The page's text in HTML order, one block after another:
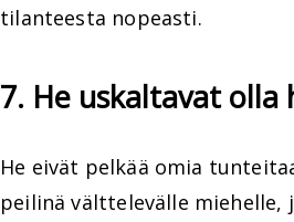
tilanteesta nopeasti.
7. He uskaltavat olla
He eivät pelkää omia
peilinä välttelevälle